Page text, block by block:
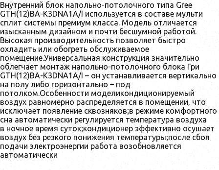
Внутренний блок напольно-потолочного типа Gree
GTH(12)BA-K3DNA1A/I используется в составе мульти
сплит системы премиум класса. Модель отличается
изысканным дизайном и почти бесшумной работой.
Высокая производительность позволяет быстро
охладить или обогреть обслуживаемое
помещение.Универсальная конструкция значительно
облегчает монтаж напольно-потолочного блока Гри
GTH(12)BA-K3DNA1A/I – он устанавливается вертикально
на полу либо горизонтально – под
потолком.Особенности моделикондиционируемый
воздух равномерно распределяется в помещении, что
исключает появление сквозняков;в режиме комфортного
сна автоматически регулируется температура воздуха
в ночное время суток;кондиционер эффективно осушает
воздух без резкого понижения температуры;после сбоя
подачи электроэнергии работа возобновляется
автоматически